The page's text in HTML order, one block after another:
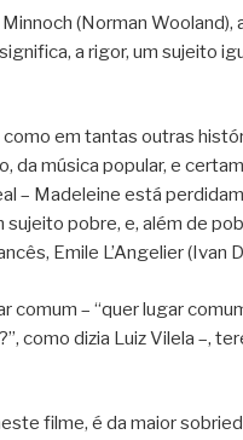
(Norman Wooland),
a rigor, um sujeito
em tantas outras
da música popular, e
– Madeleine está
sujeito pobre, e, além de
Emile L’Angelier (Ivan
comum – “quer lugar
como dizia Luiz Vilela –,
filme, é da maior